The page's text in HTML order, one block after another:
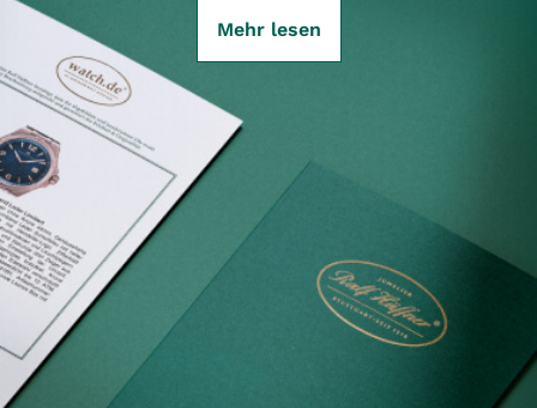
Mehr lesen